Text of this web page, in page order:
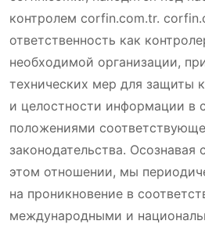
контролем corfin.com.tr.
ответственность как
необходимой организации,
технических мер для защиты
и целостности информации в
положениями
законодательства. Осознавая
этом отношении, мы
на проникновение в
международными и